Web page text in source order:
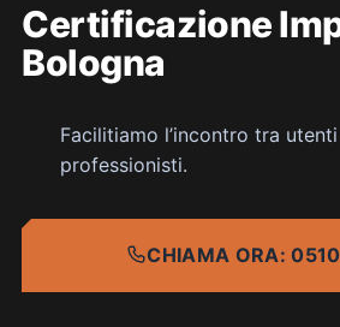
Certificazione
Bologna
Facilitiamo l’incontro tra
professionisti.
CHIAMA ORA: